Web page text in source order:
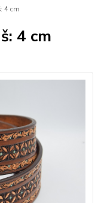
4 cm
4 cm